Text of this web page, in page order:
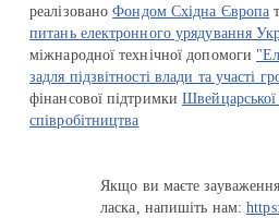
реалізованоФондом Східна Європа
питань електронного урядування
міжнародної технічної допомоги
задля підзвітності влади та участі
фінансової підтримкиШвейцарської
співробітництва
Якщо ви маєте
ласка, напишіть нам: